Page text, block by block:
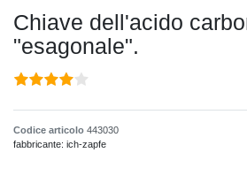
Chiave dell'acido
"esagonale".
Codice articolo 443030
fabbricante: ich-zapfe